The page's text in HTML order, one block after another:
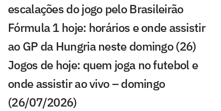
escalações do jogo pelo Brasileirão
Fórmula 1 hoje: horários e onde assistir
ao GP da Hungria neste domingo (26)
Jogos de hoje: quem joga no futebol e
onde assistir ao vivo – domingo
(26/07/2026)